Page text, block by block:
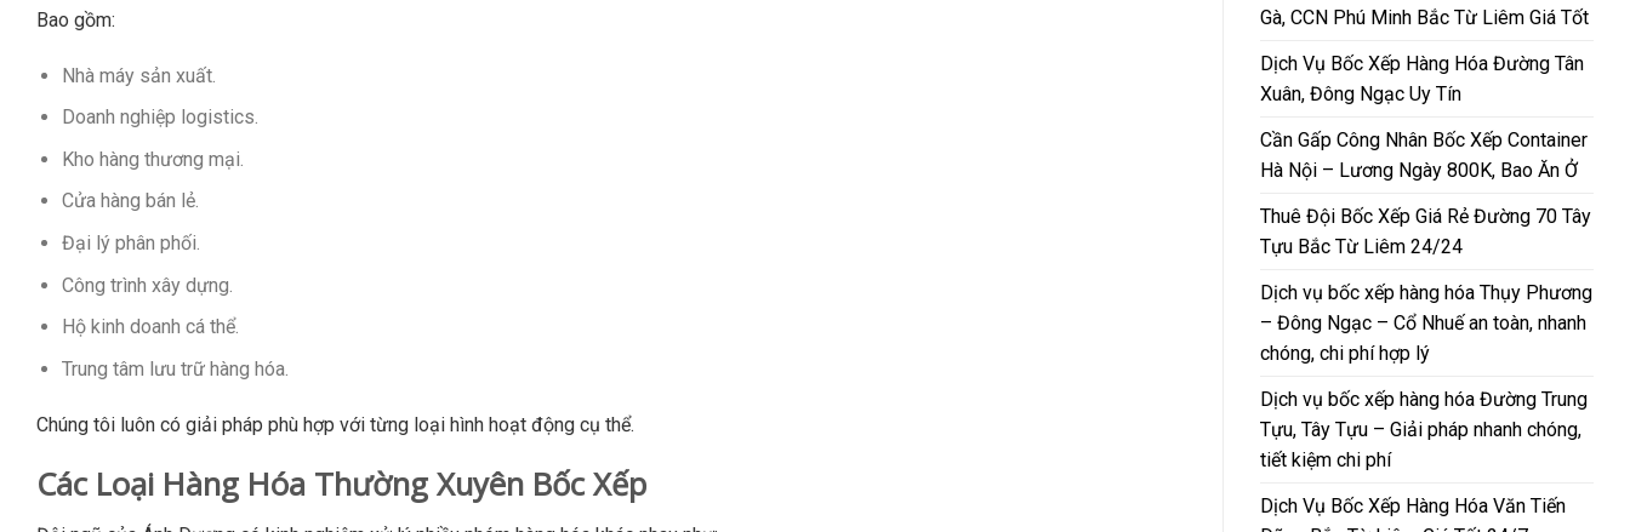
Bao gồm:
Nhà máy sản xuất.
Doanh nghiệp logistics.
Kho hàng thương mại.
Cửa hàng bán lẻ.
Đại lý phân phối.
Công trình xây dựng.
Hộ kinh doanh cá thể.
Trung tâm lưu trữ hàng hóa.
Chúng tôi luôn có giải pháp phù hợp với từng loại hình hoạt động cụ thể.
Các Loại Hàng Hóa Thường Xuyên Bốc Xếp
Gà, CCN Phú Minh Bắc Từ Liêm Giá Tốt
Dịch Vụ Bốc Xếp Hàng Hóa Đường Tân
Xuân, Đông Ngạc Uy Tín
Cần Gấp Công Nhân Bốc Xếp Container
Hà Nội – Lương Ngày 800K, Bao Ăn Ở
Thuê Đội Bốc Xếp Giá Rẻ Đường 70 Tây
Tựu Bắc Từ Liêm 24/24
Dịch vụ bốc xếp hàng hóa Thụy Phương
– Đông Ngạc – Cổ Nhuế an toàn, nhanh
chóng, chi phí hợp lý
Dịch vụ bốc xếp hàng hóa Đường Trung
Tựu, Tây Tựu – Giải pháp nhanh chóng,
tiết kiệm chi phí
Dịch Vụ Bốc Xếp Hàng Hóa Văn Tiến